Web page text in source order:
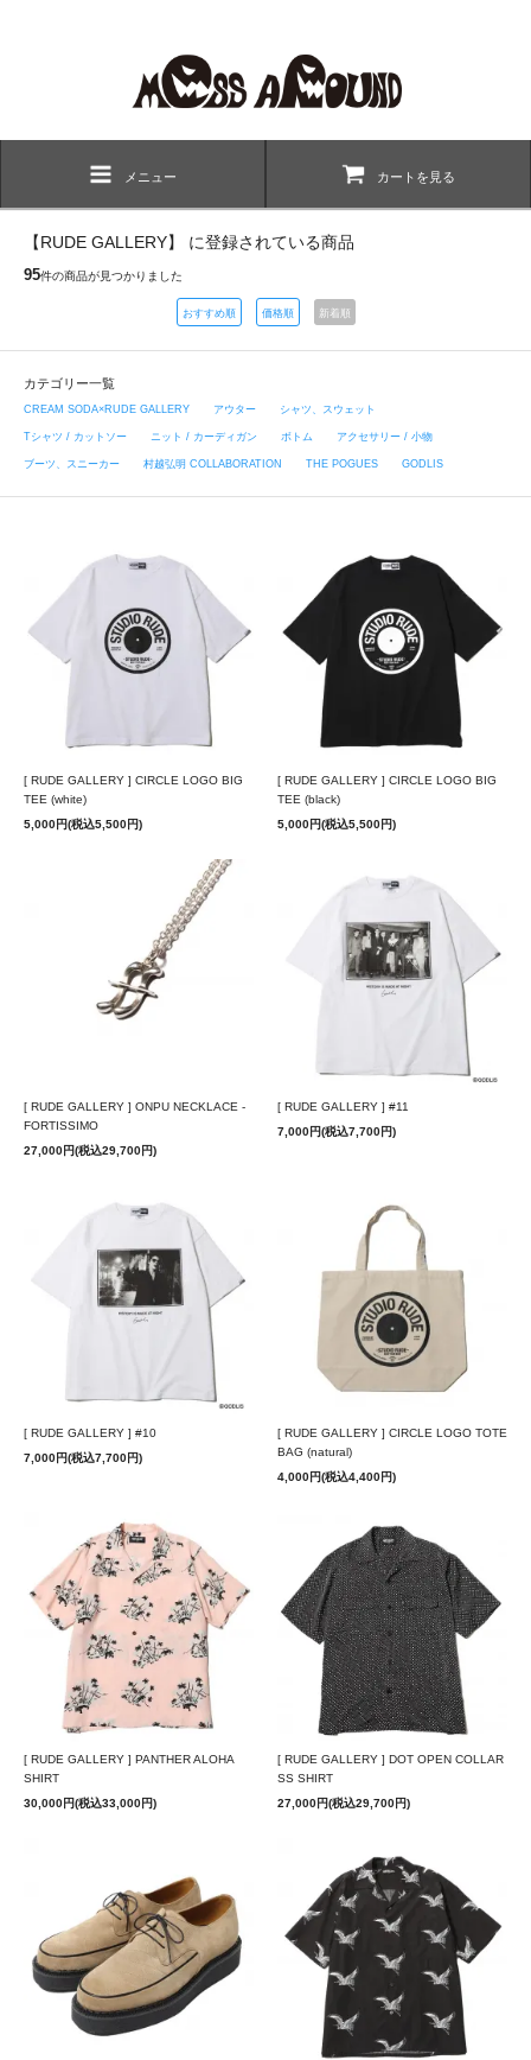
メニュー カートを見る
【RUDE GALLERY】 に登録されている商品
95件の商品が見つかりました
おすすめ順 価格順 新着順
カテゴリー一覧
CREAM SODA×RUDE GALLERY アウター シャツ、スウェット
Tシャツ / カットソー ニット / カーディガン ボトム アクセサリー / 小物
ブーツ、スニーカー 村越弘明 COLLABORATION THE POGUES GODLIS
[ RUDE GALLERY ] CIRCLE LOGO BIG
TEE (white)
5,000円(税込5,500円)
[ RUDE GALLERY ] CIRCLE LOGO BIG
TEE (black)
5,000円(税込5,500円)
[ RUDE GALLERY ] ONPU NECKLACE -
FORTISSIMO
27,000円(税込29,700円)
[ RUDE GALLERY ] #11
7,000円(税込7,700円)
[ RUDE GALLERY ] #10
7,000円(税込7,700円)
[ RUDE GALLERY ] CIRCLE LOGO TOTE
BAG (natural)
4,000円(税込4,400円)
[ RUDE GALLERY ] PANTHER ALOHA
SHIRT
30,000円(税込33,000円)
[ RUDE GALLERY ] DOT OPEN COLLAR
SS SHIRT
27,000円(税込29,700円)